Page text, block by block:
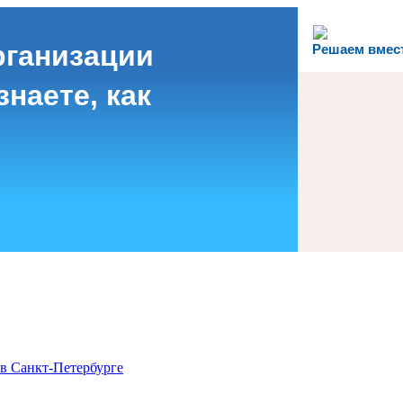
Решаем
как
Санкт-Петербурге